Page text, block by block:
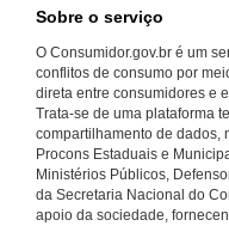
Sobre o serviço
O Consumidor.gov.br é um
conflitos de consumo por
direta entre consumidores e
Trata-se de uma plataforma
compartilhamento de dados,
Procons Estaduais e
Ministérios Públicos,
da Secretaria Nacional do
apoio da sociedade,